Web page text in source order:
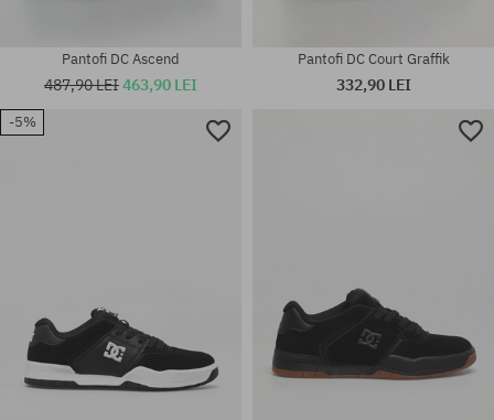
Mărimi existente:
Pantofi DC Ascend
487,90 LEI463,90 LEI
Pantofi DC Court Graffik
332,90 LEI
-5%